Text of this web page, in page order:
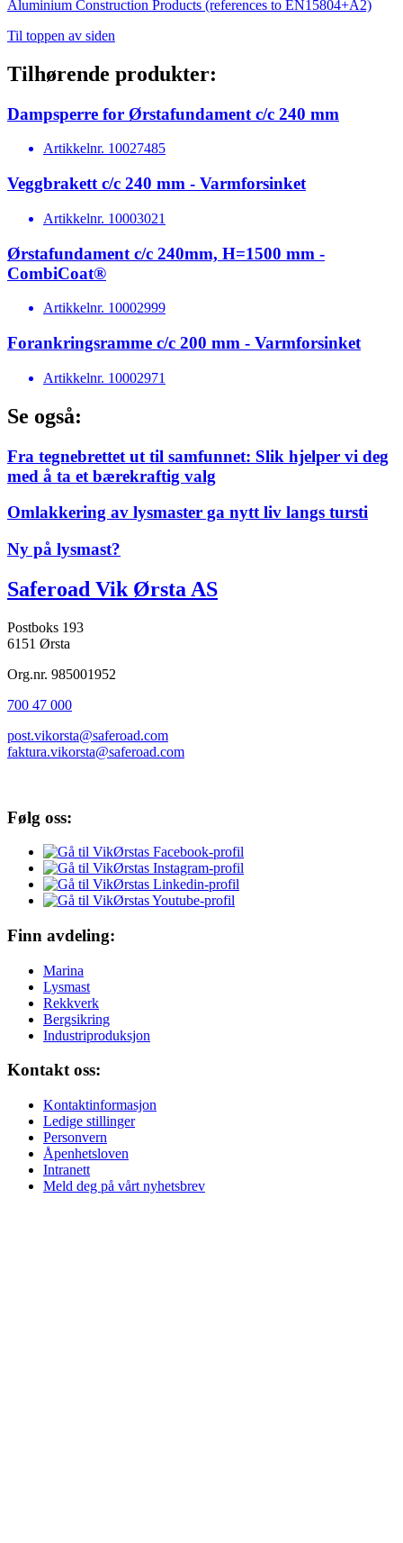
Aluminium Construction Products (references to EN15804+A2)
Til toppen av siden
Tilhørende produkter:
Dampsperre for Ørstafundament c/c 240 mm
Artikkelnr. 10027485
Veggbrakett c/c 240 mm - Varmforsinket
Artikkelnr. 10003021
Ørstafundament c/c 240mm, H=1500 mm -
CombiCoat®
Artikkelnr. 10002999
Forankringsramme c/c 200 mm - Varmforsinket
Artikkelnr. 10002971
Se også:
Fra tegnebrettet ut til samfunnet: Slik hjelper vi deg
med å ta et bærekraftig valg
Omlakkering av lysmaster ga nytt liv langs tursti
Ny på lysmast?
Saferoad Vik Ørsta AS
Postboks 193
6151 Ørsta
Org.nr. 985001952
700 47 000
post.vikorsta@saferoad.com
faktura.vikorsta@saferoad.com
Følg oss:
Finn avdeling:
Marina
Lysmast
Rekkverk
Bergsikring
Industriproduksjon
Kontakt oss:
Kontaktinformasjon
Ledige stillinger
Personvern
Åpenhetsloven
Intranett
Meld deg på vårt nyhetsbrev